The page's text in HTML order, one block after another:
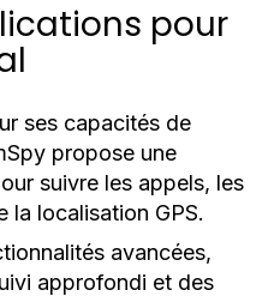
pour
ses capacités de
propose une
suivre les appels, les
la localisation GPS.
avancées,
approfondi et des